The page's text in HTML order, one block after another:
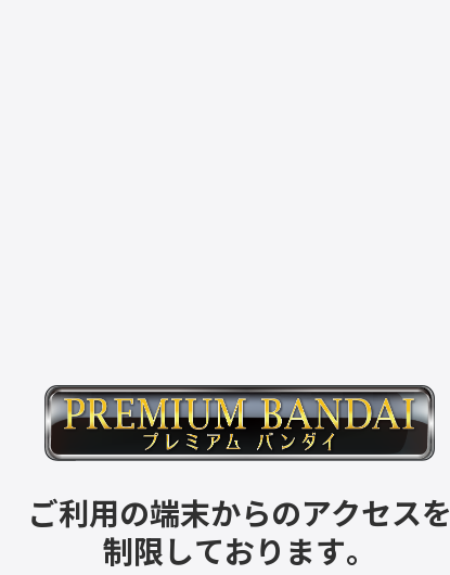
ご利用の端末からのアクセスを
制限しております。